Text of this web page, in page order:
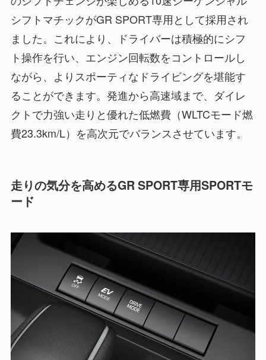
シフトマチックがGR SPORT専用として採用され
ました。これにより、ドライバーは積極的にシフ
ト操作を行い、エンジン回転数をコントロールし
ながら、よりスポーティなドライビングを堪能す
ることができます。発進から高速域まで、ダイレ
クトで力強い走りと優れた低燃費（WLTCモード燃
費23.3km/L）を高次元でバランスさせています。
走りの気分を高めるGR SPORT専用SPORTモ
ード